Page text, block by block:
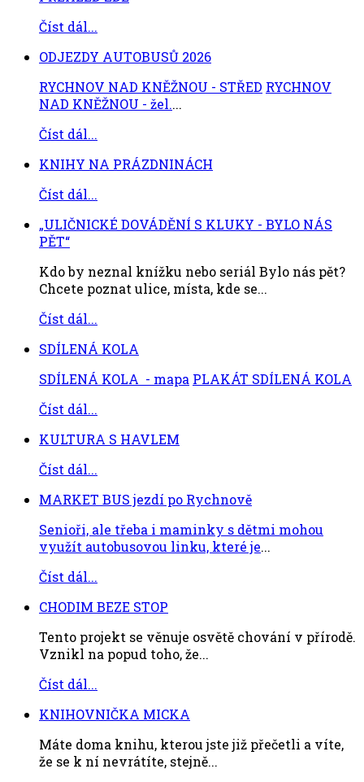
Číst dál...
ODJEZDY AUTOBUSŮ 2026
RYCHNOV NAD KNĚŽNOU - STŘED RYCHNOV
NAD KNĚŽNOU - žel....
Číst dál...
KNIHY NA PRÁZDNINÁCH
Číst dál...
„ULIČNICKÉ DOVÁDĚNÍ S KLUKY - BYLO NÁS
PĚT“
Kdo by neznal knížku nebo seriál Bylo nás pět?
Chcete poznat ulice, místa, kde se...
Číst dál...
SDÍLENÁ KOLA
SDÍLENÁ KOLA - mapa PLAKÁT SDÍLENÁ KOLA
Číst dál...
KULTURA S HAVLEM
Číst dál...
MARKET BUS jezdí po Rychnově
Senioři, ale třeba i maminky s dětmi mohou
využít autobusovou linku, které je...
Číst dál...
CHODIM BEZE STOP
Tento projekt se věnuje osvětě chování v přírodě.
Vznikl na popud toho, že...
Číst dál...
KNIHOVNIČKA MICKA
Máte doma knihu, kterou jste již přečetli a víte,
že se k ní nevrátíte, stejně...